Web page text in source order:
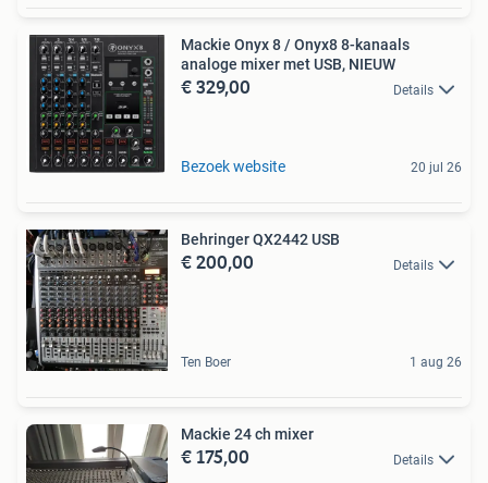
Mackie Onyx 8 / Onyx8 8-kanaals
analoge mixer met USB, NIEUW
€ 329,00 Details
Bezoek website 20 jul 26
Behringer QX2442 USB
€ 200,00 Details
Ten Boer 1 aug 26
Mackie 24 ch mixer
€ 175,00 Details